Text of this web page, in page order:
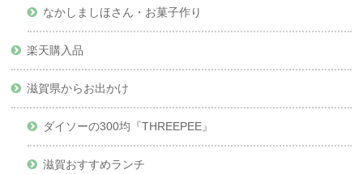
なかしましほさん・お菓子作り
楽天購入品
滋賀県からお出かけ
ダイソーの300均『THREEPEE』
滋賀おすすめランチ